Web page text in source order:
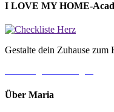
I LOVE MY HOME-
Gestalte dein Zuhause zum
Über Maria